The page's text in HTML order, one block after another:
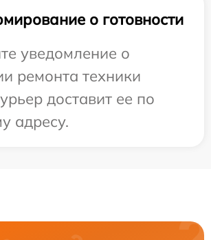
о готовности
уведомление о
ремонта техники
доставит ее по
адресу.